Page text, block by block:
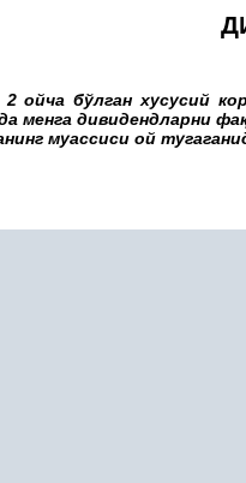
2 ойча бўлган хусусий
менга дивидендларни фа
муассиси ой